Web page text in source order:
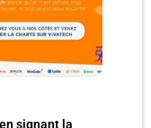
signant la